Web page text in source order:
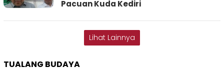
Pacuan Kuda Kediri
Lihat Lainnya
TUALANG BUDAYA